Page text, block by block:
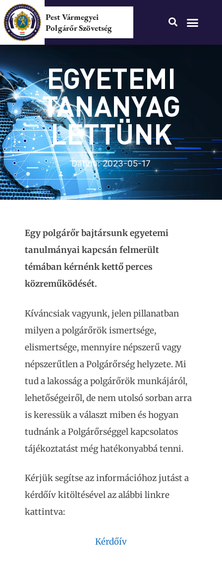
Pest Vármegyei
Polgárőr Szövetség
EGYETEMI
TANANYAG
LETTÜNK
Dátum:2023-05-17
Egy polgárőr bajtársunk egyetemi
tanulmányai kapcsán felmerült
témában kérnénk kettő perces
közreműködését.
Kíváncsiak vagyunk, jelen pillanatban
milyen a polgárőrök ismertsége,
elismertsége, mennyire népszerű vagy
népszerűtlen a Polgárőrség helyzete. Mi
tud a lakosság a polgárőrök munkájáról,
lehetőségeiről, de nem utolsó sorban arra
is keressük a választ miben és hogyan
tudnánk a Polgárőrséggel kapcsolatos
tájékoztatást még hatékonyabbá tenni.
Kérjük segítse az információhoz jutást a
kérdőív kitöltésével az alábbi linkre
kattintva:
Kérdőív